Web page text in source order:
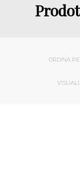
ORDINA